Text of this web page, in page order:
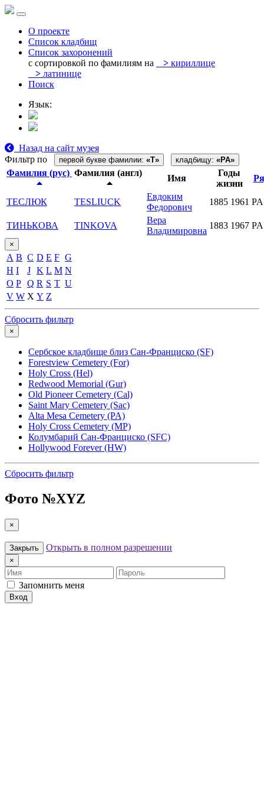
О проекте
Список кладбищ
Список захоронений
с сортировкой по фамилиям на
> кириллице
> латинице
Поиск
Язык:
Назад на сайт музея
Фильтр по
первой букве фамилии: «T» кладбищу: «PA»
Фамилия (рус) Фамилия (англ)
Имя
Годы
жизни
ТЕСЛЮК TESLIUCK
Евдоким
Федорович
1885 1961
ТИНЬКОВА TINKOVA
Вера
Владимировна
1883 1967
×
A B C D E F G
H I J K L M N
O P Q R S T U
V W X Y Z
Сбросить фильтр
×
Сербское кладбище близ Сан-Франциско (SF)
Forestview Cemetery (For)
Holy Cross (Hel)
Redwood Memorial (Gur)
Old Pioneer Cemetery (Cal)
Saint Mary Cemetery (Sac)
Alta Mesa Cemetery (PA)
Holy Cross Cemetery (MP)
Колумбарий Сан-Франциско (SFC)
Hollywood Forever (HW)
Сбросить фильтр
Фото №XYZ
×
Закрыть Открыть в полном разрешении
×
Имя
Пароль
Запомнить меня
Вход